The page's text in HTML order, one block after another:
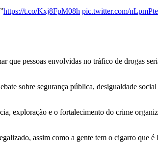
https://t.co/Kxj8FpM08h pic.twitter.com/
pessoas envolvidas no tráfico de drogas
sobre segurança pública, desigualdade
exploração e o fortalecimento do crime
assim como a gente tem o cigarro que